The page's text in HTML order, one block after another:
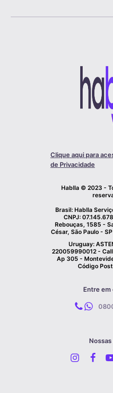
Clique aqui para
de Privacidade
Hablla © 2023 -
Brasil: Hablla
CNPJ:
Rebouças, 1585 -
César, São Paulo -
Uruguay:
220059990012 -
Ap 305 -
Código
Entre